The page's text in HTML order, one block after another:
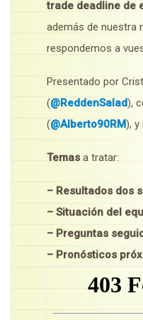
trade deadline de
además de nuestra
respondemos a
Presentado por
(@ReddenSalad),
(@Alberto90RM), y
Temas a tratar:
– Resultados dos
– Situación del
– Preguntas
– Pronósticos